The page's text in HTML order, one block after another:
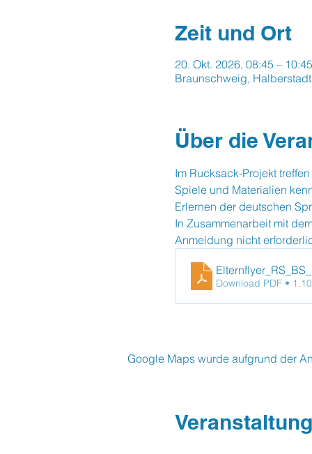
Zeit und Ort
20. Okt. 2026, 08:45 – 10:45
Braunschweig,
Über die
Im Rucksack-Projekt
Spiele und Materialien
Erlernen der deutschen
In Zusammenarbeit mit
Anmeldung nicht
Download PDF •
Google Maps wurde aufgrund der